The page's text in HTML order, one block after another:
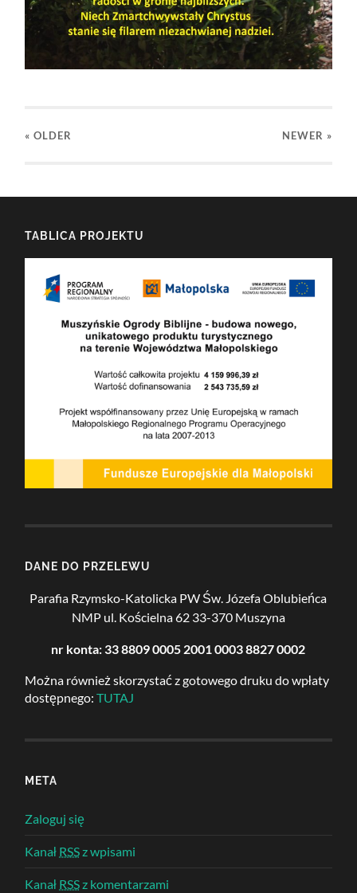
« OLDER NEWER »
TABLICA PROJEKTU
DANE DO PRZELEWU
Parafia Rzymsko-Katolicka PW Św. Józefa Oblubieńca
NMP ul. Kościelna 62 33-370 Muszyna
nr konta: 33 8809 0005 2001 0003 8827 0002
Można również skorzystać z gotowego druku do wpłaty
dostępnego: TUTAJ
META
Zaloguj się
Kanał RSSz wpisami
Kanał RSSz komentarzami